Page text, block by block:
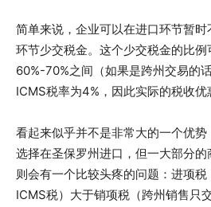
简单来说，企业可以在进口环节暂
环节少交税金。这个少交税金的比
60%-70%之间（如果是跨州交易的
ICMS税率为4%，因此实际的税收优
看起来似乎并不是非常大的一个优
选择在圣保罗州进口，但一大部分的
则会有一个比较头疼的问题：进项税
ICMS税）大于销项税（跨州销售只